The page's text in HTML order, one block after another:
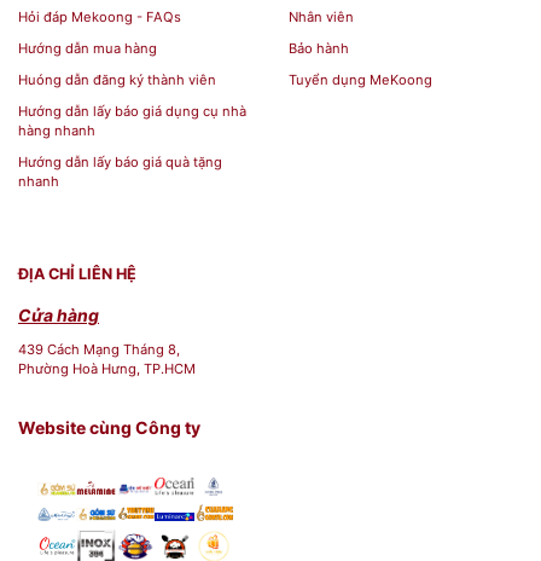
Hỏi đáp Mekoong - FAQs
Hướng dẫn mua hàng
Huóng dẫn đăng ký thành viên
Hướng dẫn lấy báo giá dụng cụ nhà
hàng nhanh
Hướng dẫn lấy báo giá quà tặng
nhanh
Nhân viên
Bảo hành
Tuyển dụng MeKoong
ĐỊA CHỈ LIÊN HỆ
Cửa hàng
439 Cách Mạng Tháng 8,
Phường Hoà Hưng, TP.HCM
Website cùng Công ty